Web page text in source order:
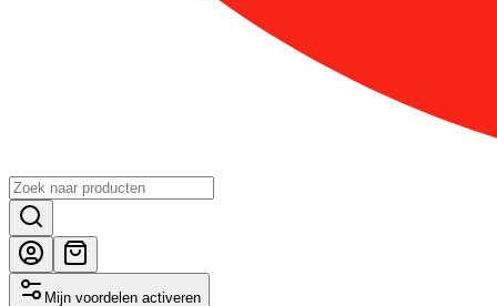
Mijn voordelen activeren